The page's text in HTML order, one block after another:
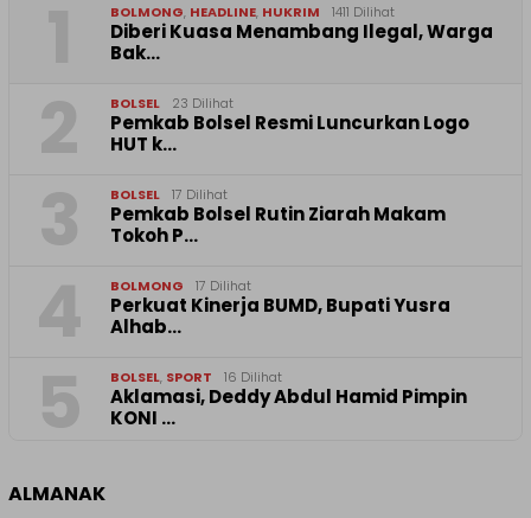
BOLMONG, HEADLINE, HUKRIM 1411 Dilihat
Diberi Kuasa Menambang Ilegal, Warga
Bak…
BOLSEL 23 Dilihat
Pemkab Bolsel Resmi Luncurkan Logo
HUT k…
BOLSEL 17 Dilihat
Pemkab Bolsel Rutin Ziarah Makam
Tokoh P…
BOLMONG 17 Dilihat
Perkuat Kinerja BUMD, Bupati Yusra
Alhab…
BOLSEL, SPORT 16 Dilihat
Aklamasi, Deddy Abdul Hamid Pimpin
KONI …
ALMANAK